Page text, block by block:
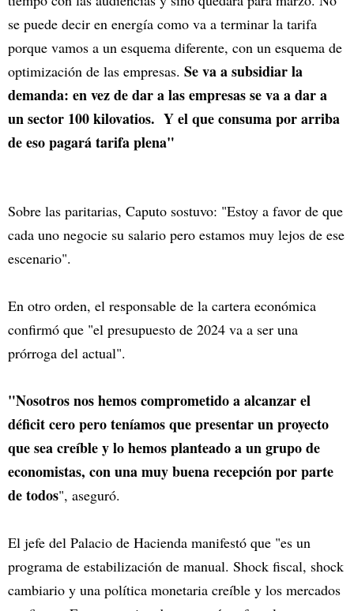
se puede decir en energía como va a terminar la tarifa
porque vamos a un esquema diferente, con un esquema de
optimización de las empresas. Se va a subsidiar la
demanda: en vez de dar a las empresas se va a dar a
un sector 100 kilovatios. Y el que consuma por arriba
de eso pagará tarifa plena"
Sobre las paritarias, Caputo sostuvo: "Estoy a favor de que
cada uno negocie su salario pero estamos muy lejos de ese
escenario".
En otro orden, el responsable de la cartera económica
confirmó que "el presupuesto de 2024 va a ser una
prórroga del actual".
"Nosotros nos hemos comprometido a alcanzar el
déficit cero pero teníamos que presentar un proyecto
que sea creíble y lo hemos planteado a un grupo de
economistas, con una muy buena recepción por parte
de todos", aseguró.
El jefe del Palacio de Hacienda manifestó que "es un
programa de estabilización de manual. Shock fiscal, shock
cambiario y una política monetaria creíble y los mercados